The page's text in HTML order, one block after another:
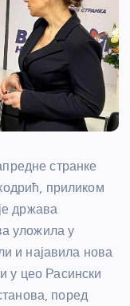
странке
приликом
држава
уложила у
и најавила нова
у цео Расински
поред